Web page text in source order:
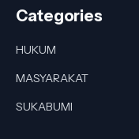
Categories
HUKUM
MASYARAKAT
SUKABUMI